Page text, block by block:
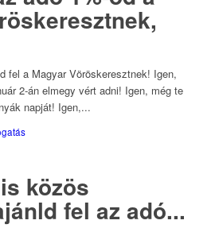
fel a Magyar Vöröskeresztnek! Igen,
2-án elmegy vért adni! Igen, még te
napját! Igen,...
közös
fel az adó...